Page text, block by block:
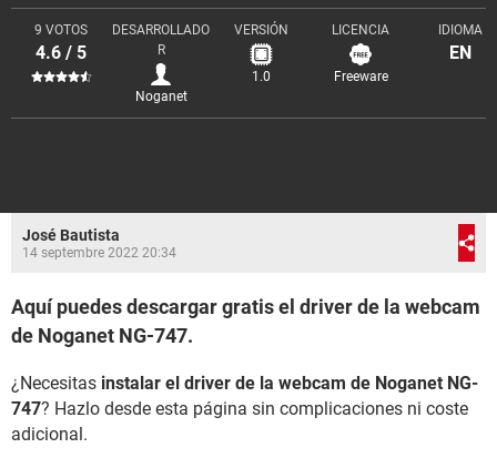
9 VOTOS
4.6 / 5
DESARROLLADO
R
Noganet
VERSIÓN
1.0
LICENCIA
Freeware
IDIOMA
EN
José Bautista
14 septembre 2022 20:34
Aquí puedes descargar gratis el driver de la webcam
de Noganet NG-747.
¿Necesitas instalar el driver de la webcam de Noganet NG-
747? Hazlo desde esta página sin complicaciones ni coste
adicional.